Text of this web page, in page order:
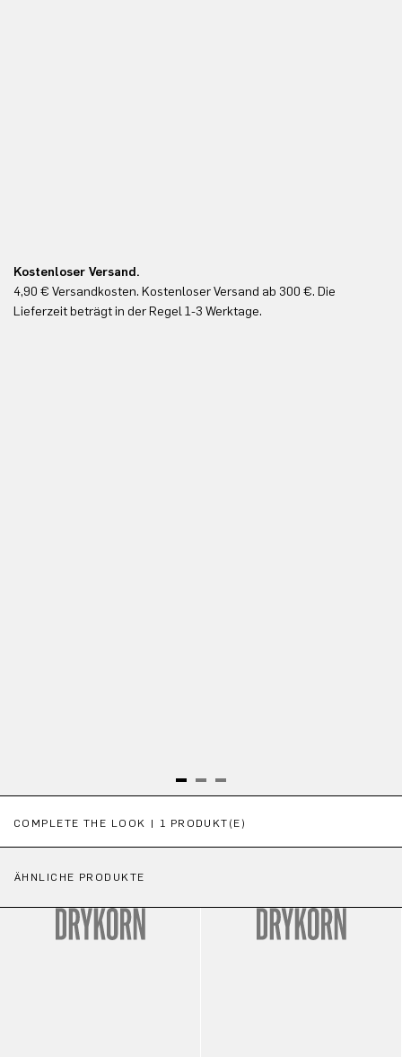
Kostenloser Versand.
4,90 € Versandkosten. Kostenloser Versand ab 300 €. Die
Lieferzeit beträgt in der Regel 1-3 Werktage.
COMPLETE THE LOOK | 1 PRODUKT(E)
ÄHNLICHE PRODUKTE